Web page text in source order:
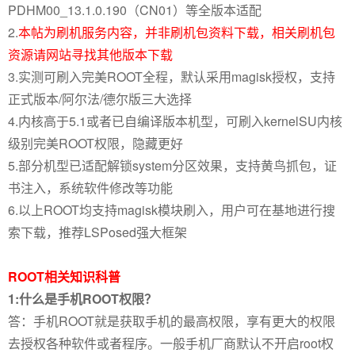
PDHM00_13.1.0.190（CN01）等全版本适配
2.本帖为刷机服务内容，并非刷机包资料下载，相关刷机包
资源请网站寻找其他版本下载
3.实测可刷入完美ROOT全程，默认采用magisk授权，支持
正式版本/阿尔法/德尔版三大选择
4.内核高于5.1或者已自编译版本机型，可刷入kernelSU内核
级别完美ROOT权限，隐藏更好
5.部分机型已适配解锁system分区效果，支持黄鸟抓包，证
书注入，系统软件修改等功能
6.以上ROOT均支持magisk模块刷入，用户可在基地进行搜
索下载，推荐LSPosed强大框架
ROOT相关知识科普
1:什么是手机ROOT权限？
答：手机ROOT就是获取手机的最高权限，享有更大的权限
去授权各种软件或者程序。一般手机厂商默认不开启root权